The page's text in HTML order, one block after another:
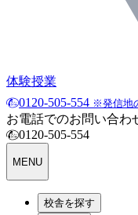
体験授業
0120-505-554 ※発信地
お電話でのお問い合わ
0120-505-554
MENU
校舎を探す